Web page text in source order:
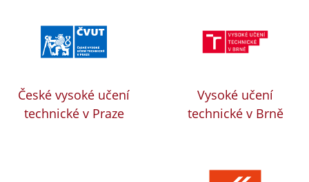
České vysoké učení
technické v Praze
Vysoké učení
technické v Brně